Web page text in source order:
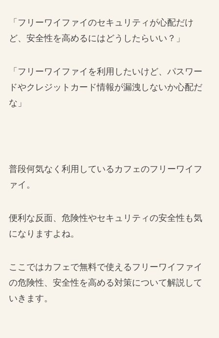
「フリーワイファイのセキュリティが心配だけ
ど、安全性を高めるにはどうしたらいい？」
「フリーワイファイを利用したいけど、パスワー
ドやクレジットカード情報が漏洩しないか心配だ
な」
普段何気なく利用しているカフェのフリーワイフ
ァイ。
便利な反面、危険性やセキュリティの安全性も気
になりますよね。
ここではカフェで無料で使えるフリーワイファイ
の危険性、安全性を高める対策について解説して
いきます。